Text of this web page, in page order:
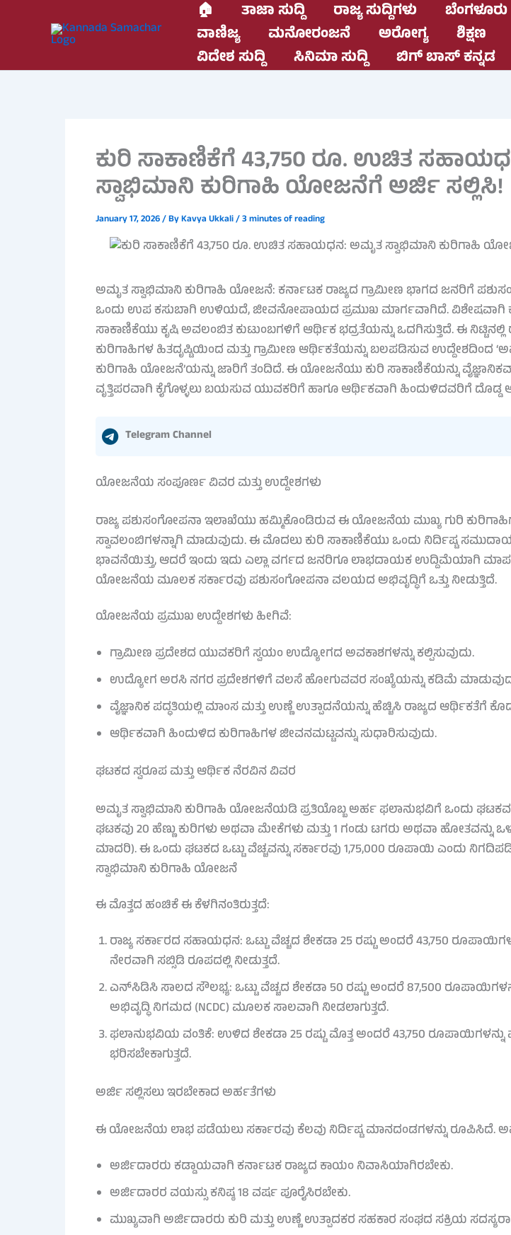
🏠 ತಾಜಾ ಸುದ್ದಿ ರಾಜ್ಯ ಸುದ್ದಿಗಳು ಬೆಂಗಳೂರು
ವಾಣಿಜ್ಯ
ಮನೋರಂಜನೆ ಅರೋಗ್ಯ ಶಿಕ್ಷಣ
ವಿದೇಶ ಸುದ್ದಿ
ಸಿನಿಮಾ ಸುದ್ದಿ ಬಿಗ್ ಬಾಸ್ ಕನ್ನಡ
ಕುರಿ ಸಾಕಾಣಿಕೆಗೆ 43,750 ರೂ. ಉಚಿತ
ಸ್ವಾಭಿಮಾನಿ ಕುರಿಗಾಹಿ ಯೋಜನೆಗೆ ಅರ್ಜಿ ಸಲ್ಲಿಸಿ!
January 17, 2026/ ByKavya Ukkali/3 minutes of reading
ಅಮೃತ ಸ್ವಾಭಿಮಾನಿ ಕುರಿಗಾಹಿ ಯೋಜನೆ: ಕರ್ನಾಟಕ ರಾಜ್ಯದ ಗ್ರಾಮೀಣ ಭಾಗದ ಜನರಿಗೆ
ಒಂದು ಉಪ ಕಸುಬಾಗಿ ಉಳಿಯದೆ, ಜೀವನೋಪಾಯದ ಪ್ರಮುಖ ಮಾರ್ಗವಾಗಿದೆ. ವಿಶೇಷವಾಗಿ
ಸಾಕಾಣಿಕೆಯು ಕೃಷಿ ಅವಲಂಬಿತ ಕುಟುಂಬಗಳಿಗೆ ಆರ್ಥಿಕ ಭದ್ರತೆಯನ್ನು ಒದಗಿಸುತ್ತಿದೆ. ಈ ನಿಟ್ಟಿನಲ್ಲಿ
ಕುರಿಗಾಹಿಗಳ ಹಿತದೃಷ್ಟಿಯಿಂದ ಮತ್ತು ಗ್ರಾಮೀಣ ಆರ್ಥಿಕತೆಯನ್ನು ಬಲಪಡಿಸುವ ಉದ್ದೇಶದಿಂದ
ಕುರಿಗಾಹಿ ಯೋಜನೆ’ಯನ್ನು ಜಾರಿಗೆ ತಂದಿದೆ. ಈ ಯೋಜನೆಯು ಕುರಿ ಸಾಕಾಣಿಕೆಯನ್ನು
ವೃತ್ತಿಪರವಾಗಿ ಕೈಗೊಳ್ಳಲು ಬಯಸುವ ಯುವಕರಿಗೆ ಹಾಗೂ ಆರ್ಥಿಕವಾಗಿ ಹಿಂದುಳಿದವರಿಗೆ
Telegram Channel
ಯೋಜನೆಯ ಸಂಪೂರ್ಣ ವಿವರ ಮತ್ತು ಉದ್ದೇಶಗಳು
ರಾಜ್ಯ ಪಶುಸಂಗೋಪನಾ ಇಲಾಖೆಯು ಹಮ್ಮಿಕೊಂಡಿರುವ ಈ ಯೋಜನೆಯ ಮುಖ್ಯ ಗುರಿ
ಸ್ವಾವಲಂಬಿಗಳನ್ನಾಗಿ ಮಾಡುವುದು. ಈ ಮೊದಲು ಕುರಿ ಸಾಕಾಣಿಕೆಯು ಒಂದು ನಿರ್ದಿಷ್ಟ
ಭಾವನೆಯಿತ್ತು, ಆದರೆ ಇಂದು ಇದು ಎಲ್ಲಾ ವರ್ಗದ ಜನರಿಗೂ ಲಾಭದಾಯಕ ಉದ್ದಿಮೆಯಾಗಿ
ಯೋಜನೆಯ ಮೂಲಕ ಸರ್ಕಾರವು ಪಶುಸಂಗೋಪನಾ ವಲಯದ ಅಭಿವೃದ್ಧಿಗೆ ಒತ್ತು ನೀಡುತ್ತಿದೆ.
ಯೋಜನೆಯ ಪ್ರಮುಖ ಉದ್ದೇಶಗಳು ಹೀಗಿವೆ:
ಗ್ರಾಮೀಣ ಪ್ರದೇಶದ ಯುವಕರಿಗೆ ಸ್ವಯಂ ಉದ್ಯೋಗದ ಅವಕಾಶಗಳನ್ನು ಕಲ್ಪಿಸುವುದು.
ಉದ್ಯೋಗ ಅರಸಿ ನಗರ ಪ್ರದೇಶಗಳಿಗೆ ವಲಸೆ ಹೋಗುವವರ ಸಂಖ್ಯೆಯನ್ನು ಕಡಿಮೆ
ವೈಜ್ಞಾನಿಕ ಪದ್ಧತಿಯಲ್ಲಿ ಮಾಂಸ ಮತ್ತು ಉಣ್ಣೆ ಉತ್ಪಾದನೆಯನ್ನು ಹೆಚ್ಚಿಸಿ ರಾಜ್ಯದ ಆರ್ಥಿಕತೆಗೆ
ಆರ್ಥಿಕವಾಗಿ ಹಿಂದುಳಿದ ಕುರಿಗಾಹಿಗಳ ಜೀವನಮಟ್ಟವನ್ನು ಸುಧಾರಿಸುವುದು.
ಘಟಕದ ಸ್ವರೂಪ ಮತ್ತು ಆರ್ಥಿಕ ನೆರವಿನ ವಿವರ
ಅಮೃತ ಸ್ವಾಭಿಮಾನಿ ಕುರಿಗಾಹಿ ಯೋಜನೆಯಡಿ ಪ್ರತಿಯೊಬ್ಬ ಅರ್ಹ ಫಲಾನುಭವಿಗೆ ಒಂದು
ಘಟಕವು 20 ಹೆಣ್ಣು ಕುರಿಗಳು ಅಥವಾ ಮೇಕೆಗಳು ಮತ್ತು 1 ಗಂಡು ಟಗರು ಅಥವಾ ಹೋತವನ್ನು
ಮಾದರಿ). ಈ ಒಂದು ಘಟಕದ ಒಟ್ಟು ವೆಚ್ಚವನ್ನು ಸರ್ಕಾರವು 1,75,000 ರೂಪಾಯಿ ಎಂದು
ಸ್ವಾಭಿಮಾನಿ ಕುರಿಗಾಹಿ ಯೋಜನೆ
ಈ ಮೊತ್ತದ ಹಂಚಿಕೆ ಈ ಕೆಳಗಿನಂತಿರುತ್ತದೆ:
ರಾಜ್ಯ ಸರ್ಕಾರದ ಸಹಾಯಧನ: ಒಟ್ಟು ವೆಚ್ಚದ ಶೇಕಡಾ 25 ರಷ್ಟು ಅಂದರೆ 43,750
ನೇರವಾಗಿ ಸಬ್ಸಿಡಿ ರೂಪದಲ್ಲಿ ನೀಡುತ್ತದೆ.
ಎನ್‌ಸಿಡಿಸಿ ಸಾಲದ ಸೌಲಭ್ಯ: ಒಟ್ಟು ವೆಚ್ಚದ ಶೇಕಡಾ 50 ರಷ್ಟು ಅಂದರೆ 87,500
ಅಭಿವೃದ್ಧಿ ನಿಗಮದ (NCDC) ಮೂಲಕ ಸಾಲವಾಗಿ ನೀಡಲಾಗುತ್ತದೆ.
ಫಲಾನುಭವಿಯ ವಂತಿಕೆ: ಉಳಿದ ಶೇಕಡಾ 25 ರಷ್ಟು ಮೊತ್ತ ಅಂದರೆ 43,750
ಭರಿಸಬೇಕಾಗುತ್ತದೆ.
ಅರ್ಜಿ ಸಲ್ಲಿಸಲು ಇರಬೇಕಾದ ಅರ್ಹತೆಗಳು
ಈ ಯೋಜನೆಯ ಲಾಭ ಪಡೆಯಲು ಸರ್ಕಾರವು ಕೆಲವು ನಿರ್ದಿಷ್ಟ ಮಾನದಂಡಗಳನ್ನು ರೂಪಿಸಿದೆ.
ಅರ್ಜಿದಾರರು ಕಡ್ಡಾಯವಾಗಿ ಕರ್ನಾಟಕ ರಾಜ್ಯದ ಕಾಯಂ ನಿವಾಸಿಯಾಗಿರಬೇಕು.
ಅರ್ಜಿದಾರರ ವಯಸ್ಸು ಕನಿಷ್ಠ 18 ವರ್ಷ ಪೂರೈಸಿರಬೇಕು.
ಮುಖ್ಯವಾಗಿ ಅರ್ಜಿದಾರರು ಕುರಿ ಮತ್ತು ಉಣ್ಣೆ ಉತ್ಪಾದಕರ ಸಹಕಾರ ಸಂಘದ ಸಕ್ರಿಯ